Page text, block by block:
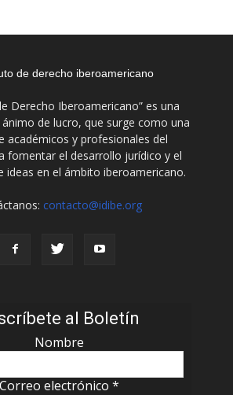
Derecho Iberoamericano” es una
de lucro, que surge como una
académicos y profesionales del
fomentar el desarrollo jurídico y el
ideas en el ámbito iberoamericano.
contacto@idibe.org
al Boletín
Nombre
Correo electrónico *